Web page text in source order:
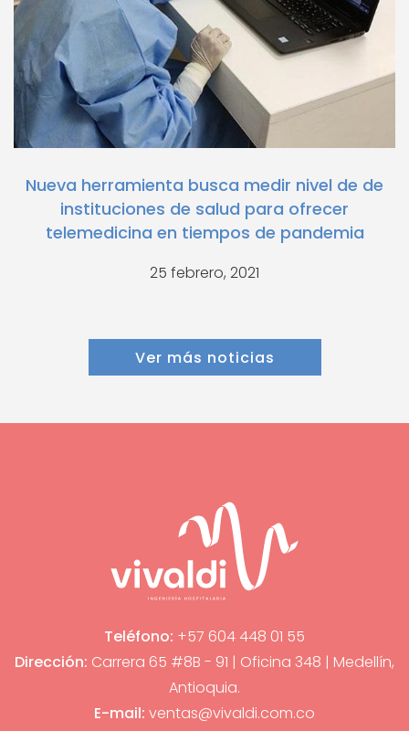
Nueva herramienta busca medir nivel de de
instituciones de salud para ofrecer
telemedicina en tiempos de pandemia
25 febrero, 2021
Ver más noticias
Teléfono: +57 604 448 01 55
Dirección: Carrera 65 #8B - 91 | Oficina 348 | Medellín,
Antioquia.
E-mail: ventas@vivaldi.com.co